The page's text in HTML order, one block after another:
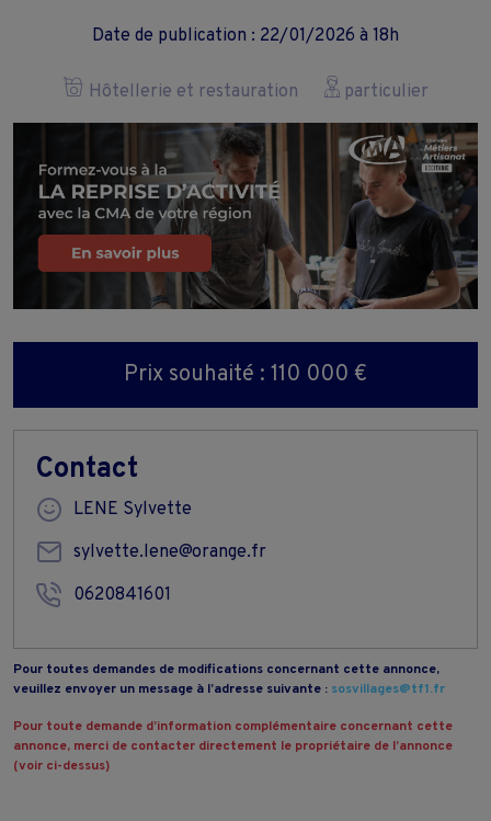
Date de publication : 22/01/2026 à 18h
Hôtellerie et restauration particulier
Prix souhaité : 110 000 €
Contact
LENE Sylvette
sylvette.lene@orange.fr
0620841601
Pour toutes demandes de modifications concernant cette annonce,
veuillez envoyer un message à l’adresse suivante : sosvillages@tf1.fr
Pour toute demande d’information complémentaire concernant cette
annonce, merci de contacter directement le propriétaire de l’annonce
(voir ci-dessus)